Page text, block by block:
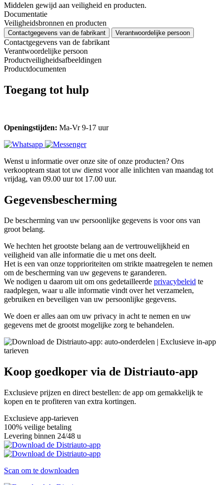
Middelen gewijd aan veiligheid en producten.
Documentatie
Veiligheidsbronnen en producten
Contactgegevens van de fabrikant Verantwoordelijke persoon
Contactgegevens van de fabrikant
Verantwoordelijke persoon
Productveiligheidsafbeeldingen
Productdocumenten
Toegang tot hulp
Openingstijden: Ma-Vr 9-17 uur
Wenst u informatie over onze site of onze producten? Ons
verkoopteam staat tot uw dienst voor alle inlichten van maandag tot
vrijdag, van 09.00 uur tot 17.00 uur.
Gegevensbescherming
De bescherming van uw persoonlijke gegevens is voor ons van
groot belang.
We hechten het grootste belang aan de vertrouwelijkheid en
veiligheid van alle informatie die u met ons deelt.
Het is een van onze topprioriteiten om strikte maatregelen te nemen
om de bescherming van uw gegevens te garanderen.
We nodigen u daarom uit om ons gedetailleerde privacybeleid te
raadplegen, waar u alle informatie vindt over het verzamelen,
gebruiken en beveiligen van uw persoonlijke gegevens.
We doen er alles aan om uw privacy in acht te nemen en uw
gegevens met de grootst mogelijke zorg te behandelen.
Koop goedkoper via de Distriauto-app
Exclusieve prijzen en direct bestellen: de app om gemakkelijk te
kopen en te profiteren van extra kortingen.
Exclusieve app-tarieven
100% veilige betaling
Levering binnen 24/48 u
Scan om te downloaden